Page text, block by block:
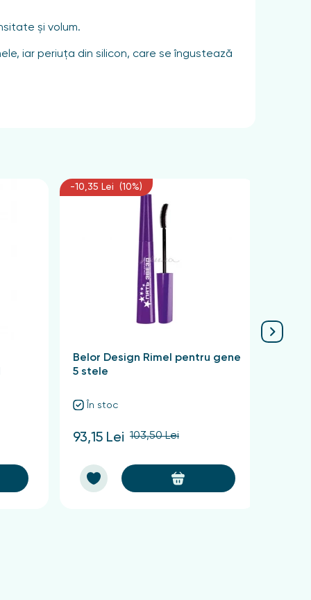
și volum.
iar periuța din silicon, care se îngustează
-10,35 Lei (10%)
Belor Design Rimel pentru gene
5 stele
În stoc
93,15 Lei 103,50 Lei